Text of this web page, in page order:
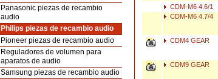
Panasonic piezas de recambio
audio
Philips piezas de recambio audio
Pioneer piezas de recambio audio
Reguladores de volumen para
aparatos de audio
Samsung piezas de recambio audio
CDM-M6 4.6/1
CDM-M6 4.7/4
CDM4 GEAR
CDM9 GEAR